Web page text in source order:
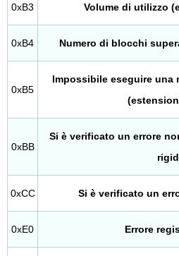
0xB3 Volume di utilizzo
0xB4 Numero di blocchi
0xB5
Impossibile eseguire
0xBB
Si è verificato un errore
0xCC Si è verificato un
0xE0 Errore